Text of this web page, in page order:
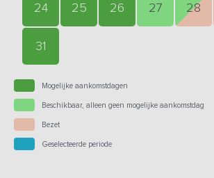
24 25 26 27 28
31
Mogelijke aankomstdagen
Beschikbaar, alleen geen mogelijke aankomstdag
Bezet
Geselecteerde periode